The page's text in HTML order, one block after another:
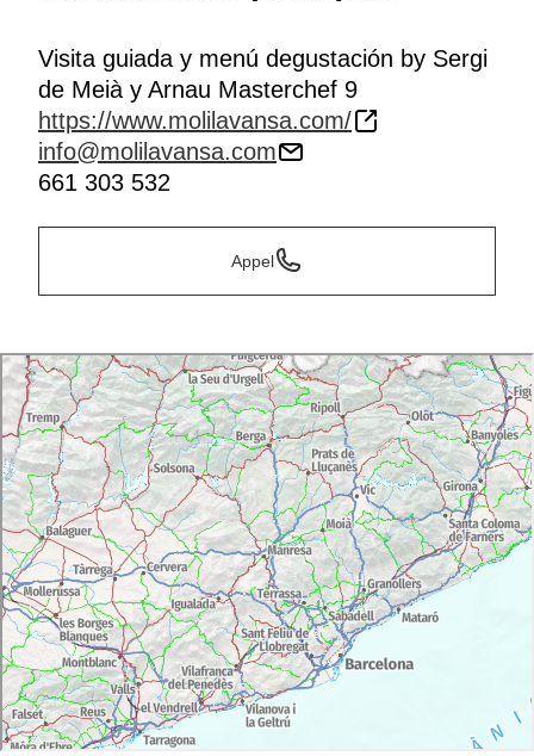
Visita guiada y menú degustación by Sergi
de Meià y Arnau Masterchef 9
https://www.molilavansa.com/
info@molilavansa.com
661 303 532
Appel